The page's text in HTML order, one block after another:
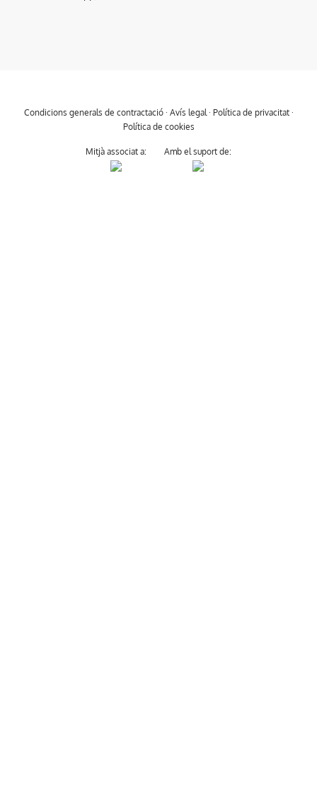
Condicions generals de contractació· Avís legal · Política de privacitat·
Política de cookies
Mitjà associat a: Amb el suport de: